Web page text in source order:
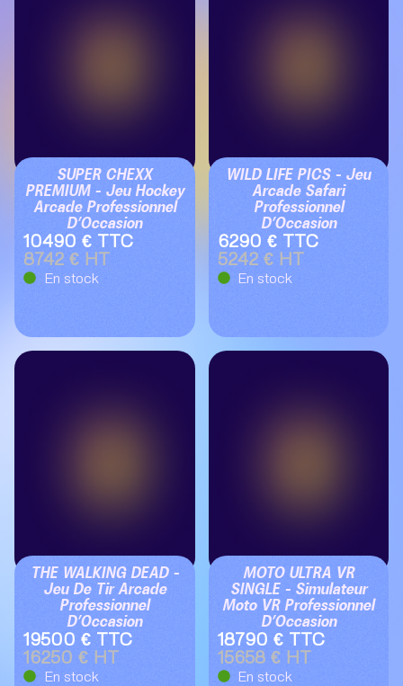
SUPER CHEXX
PREMIUM – Jeu Hockey
Arcade Professionnel
D’Occasion
10490 € TTC
8742 € HT
En stock
WILD LIFE PICS – Jeu
Arcade Safari
Professionnel
D’Occasion
6290 € TTC
5242 € HT
En stock
THE WALKING DEAD –
Jeu De Tir Arcade
Professionnel
D’Occasion
19500 € TTC
16250 € HT
En stock
MOTO ULTRA VR
SINGLE – Simulateur
Moto VR Professionnel
D’Occasion
18790 € TTC
15658 € HT
En stock